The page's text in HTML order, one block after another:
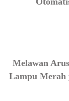
Melawan
Lampu Merah